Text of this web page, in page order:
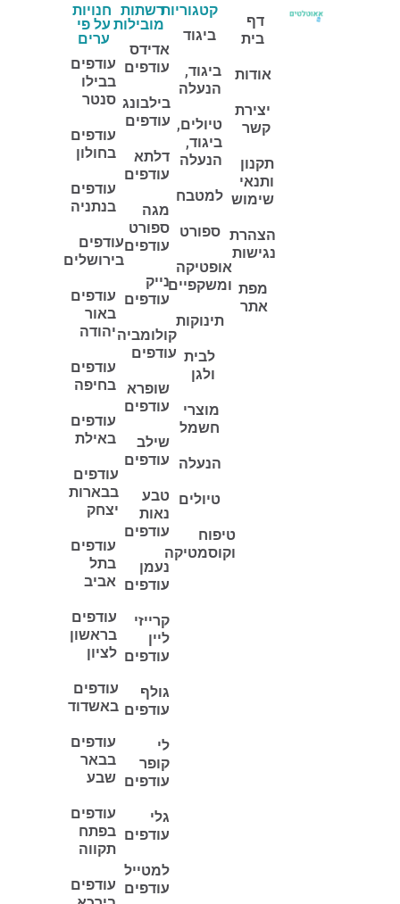
דף
בית
אודות
יצירת
קשר
תקנון
ותנאי
שימוש
הצהרת
נגישות
מפת
אתר
קטגוריות
ביגוד
ביגוד,
הנעלה
טיולים,
ביגוד,
הנעלה
למטבח
ספורט
אופטיקה
ומשקפיים
תינוקות
לבית
ולגן
מוצרי
חשמל
הנעלה
טיולים
טיפוח
וקוסמטיקה
רשתות
מובילות
אדידס
עודפים
בילבונג
עודפים
דלתא
עודפים
מגה
ספורט
עודפים
נייק
עודפים
קולומביה
עודפים
שופרא
עודפים
שילב
עודפים
טבע
נאות
עודפים
נעמן
עודפים
קרייזי
ליין
עודפים
גולף
עודפים
לי
קופר
עודפים
גלי
עודפים
למטייל
עודפים
חנויות
על פי
ערים
עודפים
בבילו
סנטר
עודפים
בחולון
עודפים
בנתניה
עודפים
בירושלים
עודפים
באור
יהודה
עודפים
בחיפה
עודפים
באילת
עודפים
בבארות
יצחק
עודפים
בתל
אביב
עודפים
בראשון
לציון
עודפים
באשדוד
עודפים
בבאר
שבע
עודפים
בפתח
תקווה
עודפים